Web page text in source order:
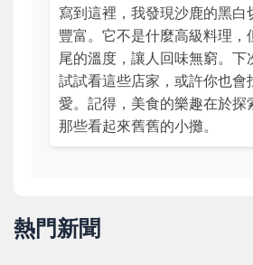
寫到這裡，我發現沙鹿的黑白
豐富。它不是什麼高級料理，
尾的溫度，讓人回味無窮。下
試試看這些店家，或許你也會
愛。記得，美食的樂趣在於探
那些看起來舊舊的小攤。
熱門新聞